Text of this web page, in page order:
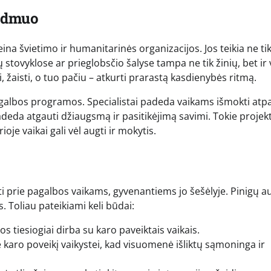
švietimo ir humanitarinės organizacijos. Jos teikia ne
ar prieglobsčio šalyse tampa ne tik žinių, bet ir
o tuo pačiu – atkurti prarastą kasdienybės ritmą.
programos. Specialistai padeda vaikams išmokti
atgauti džiaugsmą ir pasitikėjimą savimi. Tokie
vaikai gali vėl augti ir mokytis.
pagalbos vaikams, gyvenantiems jo šešėlyje. Pinigų
Toliau pateikiami keli būdai:
tiesiogiai dirba su karo paveiktais vaikais.
poveikį vaikystei, kad visuomenė išliktų sąmoninga ir